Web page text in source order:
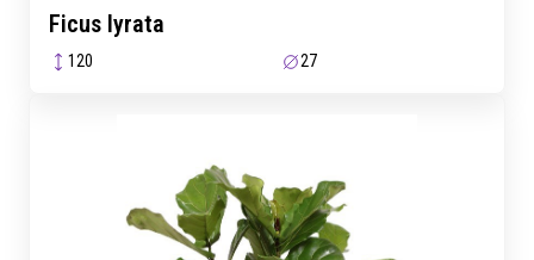
Ficus lyrata
120 27